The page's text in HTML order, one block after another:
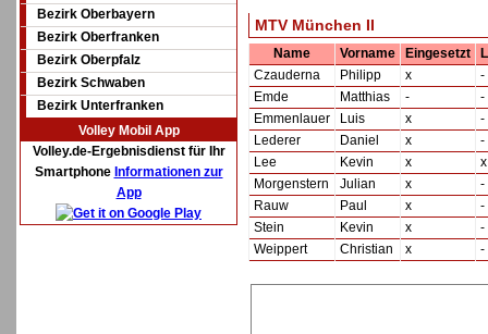
Bezirk Oberbayern
Bezirk Oberfranken
Bezirk Oberpfalz
Bezirk Schwaben
Bezirk Unterfranken
Volley Mobil App
Volley.de-Ergebnisdienst für Ihr
Smartphone Informationen zur
App
MTV München II
Name Vorname Eingesetzt
Czauderna
Philipp x
-
Emde
Matthias -
-
Emmenlauer
Luis x
-
Lederer
Daniel x
-
Lee
Kevin x
x
Morgenstern
Julian x
-
Rauw
Paul x
-
Stein
Kevin x
-
Weippert
Christian x -